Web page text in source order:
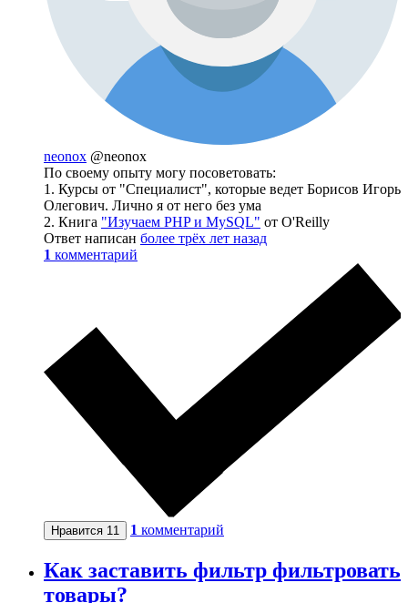
neonox @neonox
По своему опыту могу посоветовать:
1. Курсы от "Специалист", которые ведет Борисов Игорь
Олегович. Лично я от него без ума
2. Книга "Изучаем PHP и MySQL" от O'Reilly
Ответ написан более трёх лет назад
1 комментарий
Нравится 11 1 комментарий
Как заставить фильтр фильтровать
товары?